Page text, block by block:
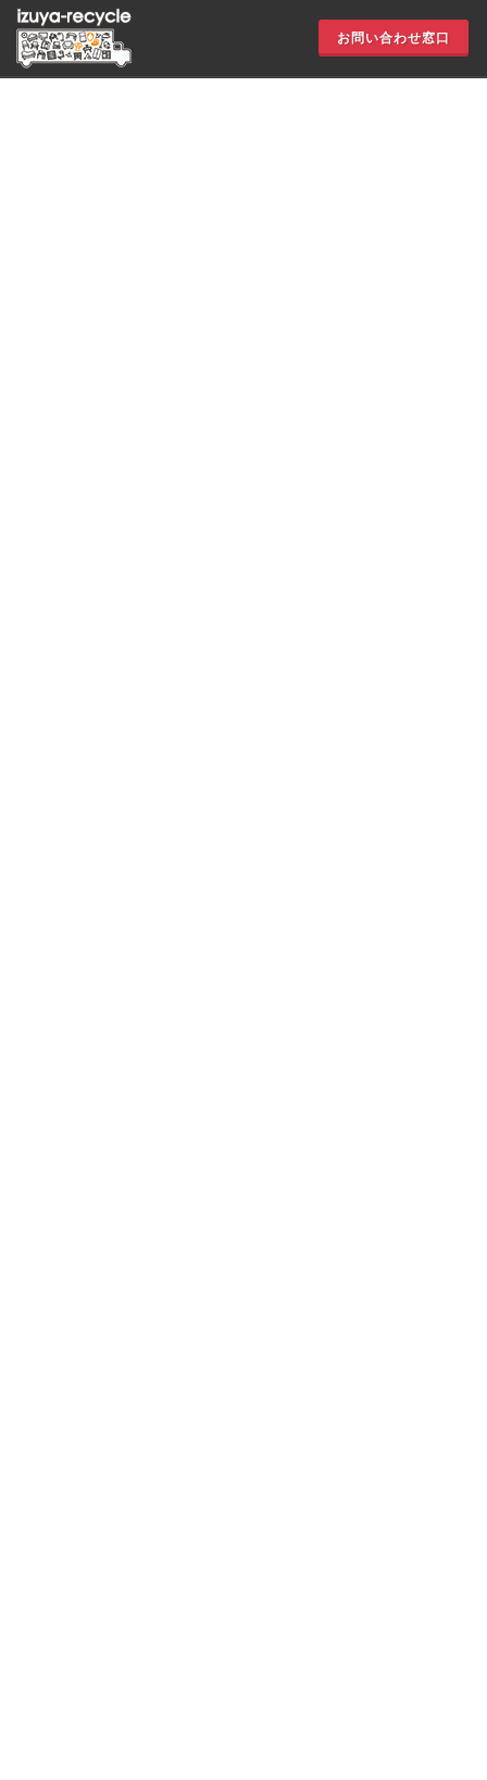
お問い合わせ窓口